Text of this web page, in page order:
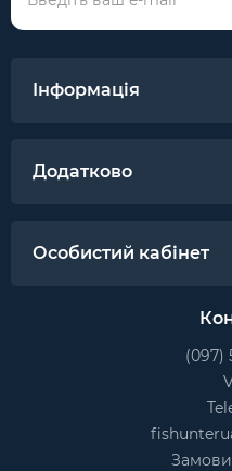
Інформація
Додатково
Особистий кабінет
(097)